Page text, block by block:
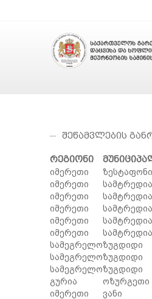
ᲨᲔᲬᲐᲛᲕᲚᲔᲑᲘᲡ
რეგიონი
იმერეთი ზესტაფონი
იმერეთი
სამტრედია
იმერეთი
სამტრედია
იმერეთი
სამტრედია
იმერეთი
სამტრედია
იმერეთი
სამტრედია
სამეგრელოზუგდიდი
სამეგრელოზუგდიდი
სამეგრელოზუგდიდი
გურია
ოზურგეთი
იმერეთი
ვანი